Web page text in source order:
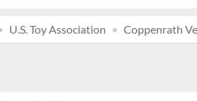
U.S. Toy Association Coppenrath